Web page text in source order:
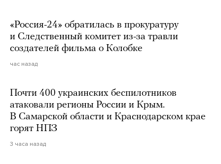
«Россия-24» обратилась в прокуратуру
и Следственный комитет из-за травли
создателей фильма о Колобке
час назад
Почти 400 украинских беспилотников
атаковали регионы России и Крым.
В Самарской области и Краснодарском крае
горят НПЗ
3 часа назад